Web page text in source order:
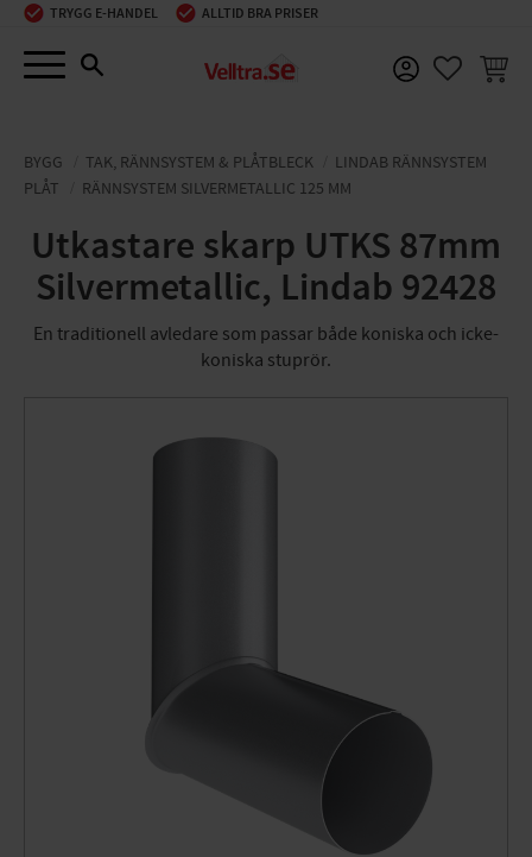
Meny
TRYGG E-HANDEL ALLTID BRA PRISER
BYGG TAK, RÄNNSYSTEM & PLÅTBLECK
LINDAB RÄNNSYSTEM
PLÅT
RÄNNSYSTEM SILVERMETALLIC 125 MM
Utkastare skarp UTKS 87mm
Silvermetallic, Lindab 92428
En traditionell avledare som passar både koniska och icke-
koniska stuprör.